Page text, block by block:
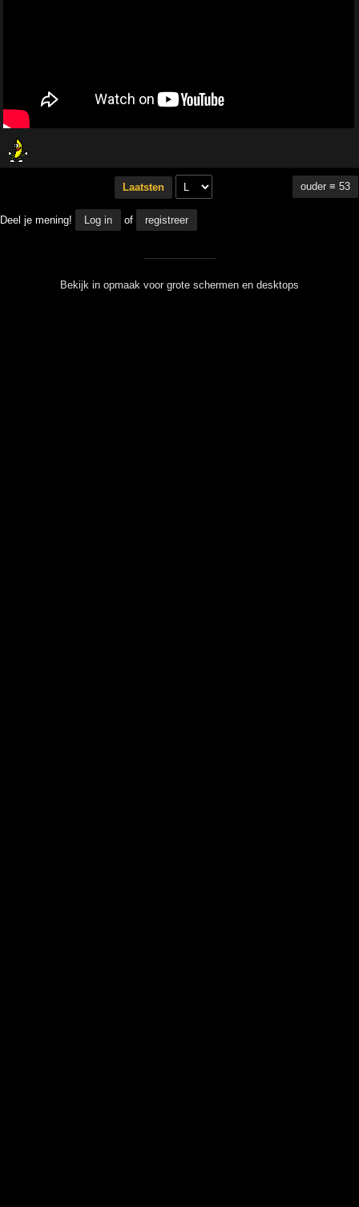
Laatsten ouder ≡ 53
Deel je mening! Log in of registreer
Bekijk in opmaak voor grote schermen en desktops